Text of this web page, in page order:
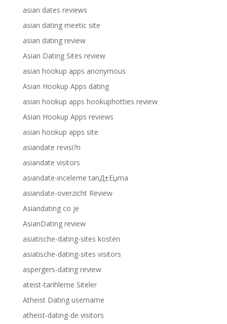
asian dates reviews
asian dating meetic site
asian dating review
Asian Dating Sites review
asian hookup apps anonymous
Asian Hookup Apps dating
asian hookup apps hookuphotties review
Asian Hookup Apps reviews
asian hookup apps site
asiandate revisi?n
asiandate visitors
asiandate-inceleme tanД±Еџma
asiandate-overzicht Review
Asiandating co je
AsianDating review
asiatische-dating-sites kosten
asiatische-dating-sites visitors
aspergers-dating review
ateist-tarihleme Siteler
Atheist Dating username
atheist-dating-de visitors